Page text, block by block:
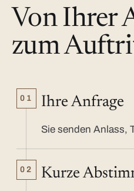
Von Ihrer
zum
01 Ihre Anfrage
Sie senden Anlass,
02 Kurze